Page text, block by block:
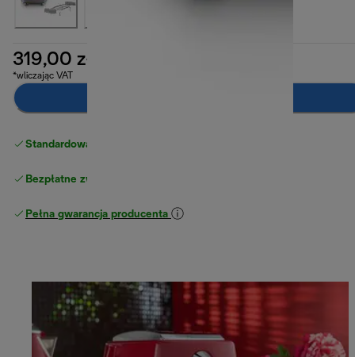
319,00 zł
*wliczając VAT
Standardowa bezpłatna dostawa
Bezpłatne zwroty
Pełna gwarancja producenta